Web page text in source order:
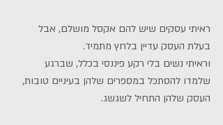
ראיתי עסקים שיש להם אקסל מושלם, אבל
בעלת העסק עדיין בלחץ מתמיד.
וראיתי נשים בלי רקע פיננסי בכלל, שברגע
שלמדו להסתכל במספרים שלהן בעיניים טובות,
העסק שלהן התחיל לשגשג.